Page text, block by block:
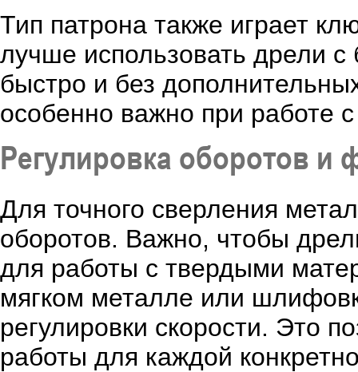
Тип патрона также играет
лучше использовать дрели
быстро и без
особенно важно при работе
Регулировка оборотов и
Для точного сверления
оборотов. Важно, чтобы
для работы с твердыми
мягком металле или
регулировки скорости. Это
работы для каждой